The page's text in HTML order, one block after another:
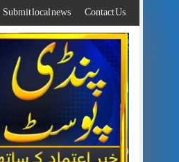
to
content
Contact Us
Submit local news